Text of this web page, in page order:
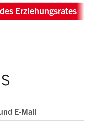
Breadcrumb
Erziehungsrates
E-Mail